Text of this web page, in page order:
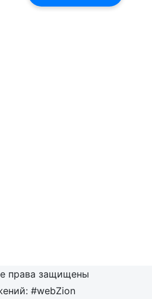
права защищены
#webZion